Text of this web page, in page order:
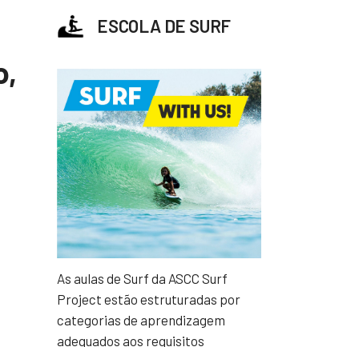
ESCOLA DE SURF
As aulas de Surf da ASCC Surf
Project estão estruturadas por
categorias de aprendizagem
adequados aos requisitos